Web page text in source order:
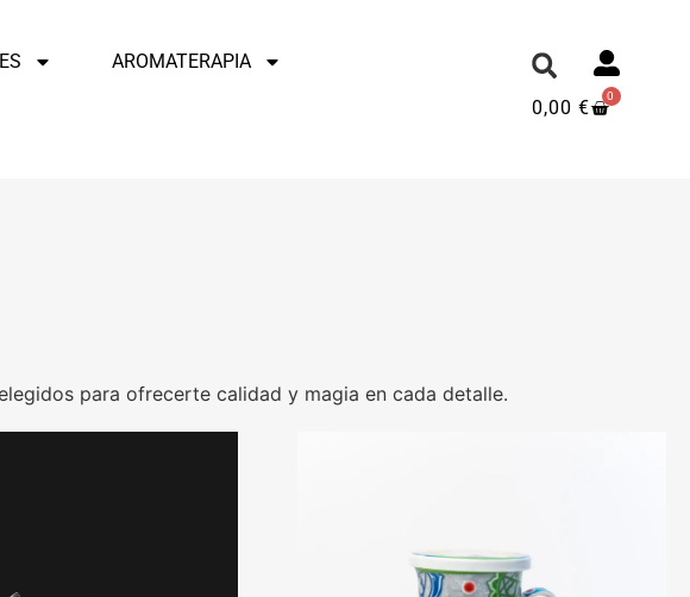
AROMATERAPIA
0,00 €
0
para ofrecerte calidad y magia en cada detalle.